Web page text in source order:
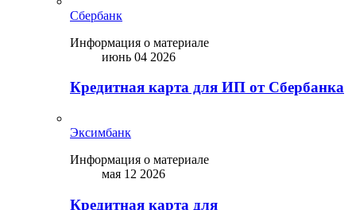
Сбербанк
Информация о материале
июнь 04 2026
Кредитная карта для ИП от Сбербанка
Эксимбанк
Информация о материале
мая 12 2026
Кредитная карта для